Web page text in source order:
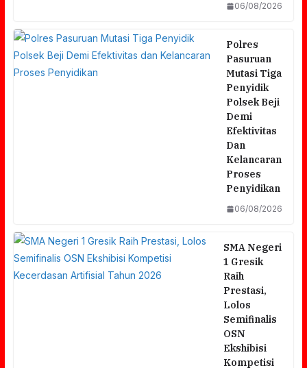
06/08/2026
Polres
Pasuruan
Mutasi Tiga
Penyidik
Polsek Beji
Demi
Efektivitas
Dan
Kelancaran
Proses
Penyidikan
06/08/2026
SMA Negeri
1 Gresik
Raih
Prestasi,
Lolos
Semifinalis
OSN
Ekshibisi
Kompetisi